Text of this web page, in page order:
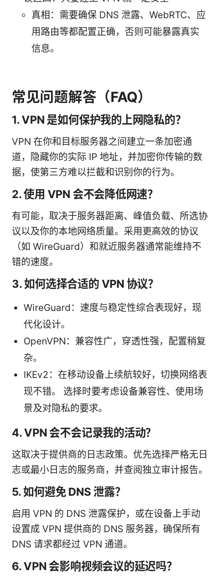
真相：需要确保 DNS 泄露、WebRTC、应
用路由等都配置正确，否则可能暴露真实
信息。
常见问题解答（FAQ）
1. VPN 是如何保护我的上网隐私的？
VPN 在你和目标服务器之间建立一条加密通
道，隐藏你的实际 IP 地址，并加密你传输的数
据，使第三方难以拦截和识别你的行为。
2. 使用 VPN 会不会降低网速？
有可能，取决于服务器距离、峰值负载、所选协
议以及你的本地网络质量。采用更高效的协议
（如 WireGuard）和就近服务器通常能维持不
错的速度。
3. 如何选择合适的 VPN 协议？
WireGuard：速度与稳定性综合表现好，现
代化设计。
OpenVPN：兼容性广，穿透性强，配置稍复
杂。
IKEv2：在移动设备上续航较好，切换网络表
现不错。 选择时要考虑设备兼容性、使用场
景及对隐私的要求。
4. VPN 会不会记录我的活动？
这取决于提供商的日志政策。优先选择严格无日
志或最小日志的服务商，并查阅独立审计报告。
5. 如何避免 DNS 泄露？
启用 VPN 的 DNS 泄露保护，或在设备上手动
设置成 VPN 提供商的 DNS 服务器，确保所有
DNS 请求都经过 VPN 通道。
6. VPN 会影响视频会议的延迟吗？